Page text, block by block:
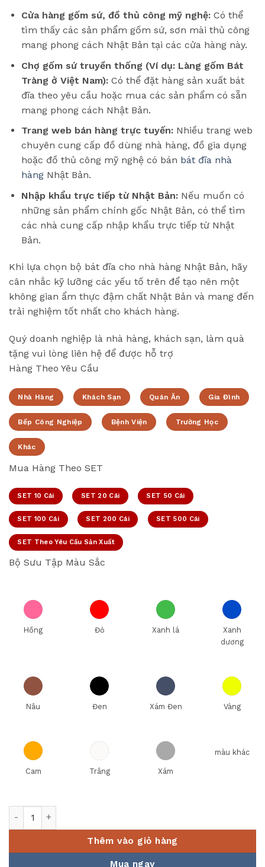
Cửa hàng gốm sứ, đồ thủ công mỹ nghệ:Có thể
tìm thấy các sản phẩm gốm sứ, sơn mài thủ công
mang phong cách Nhật Bản tại các cửa hàng này.
Chợ gốm sứ truyền thống (Ví dụ: Làng gốm Bát
Tràng ở Việt Nam):Có thể đặt hàng sản xuất bát
đĩa theo yêu cầu hoặc mua các sản phẩm có sẵn
mang phong cách Nhật Bản.
Trang web bán hàng trực tuyến:Nhiều trang web
chuyên cung cấp đồ dùng nhà hàng, đồ gia dụng
hoặc đồ thủ công mỹ nghệ có bán bát đĩa nhà
hàngNhật Bản.
Nhập khẩu trực tiếp từ Nhật Bản:Nếu muốn có
những sản phẩm chính gốc Nhật Bản, có thể tìm
các nhà cung cấp nhập khẩu trực tiếp từ Nhật
Bản.
Khi lựa chọn bộ bát đĩa cho nhà hàng Nhật Bản, hãy
cân nhắc kỹ lưỡng các yếu tố trên để tạo nên một
không gian ẩm thực đậm chất Nhật Bản và mang đến
trải nghiệm tốt nhất cho khách hàng.
Quý doanh nghiệp là nhà hàng, khách sạn, làm quà
tặng vui lòng liên hệ để được hỗ trợ
Hàng Theo Yêu Cầu
Nhà Hàng Khách Sạn Quán Ăn Gia Đình
Bếp Công Nghiệp Bệnh Viện Trường Học
Khác
Mua Hàng Theo SET
SET 10 Cái SET 20 Cái SET 50 Cái
SET 100 Cái SET 200 Cái SET 500 Cái
SET Theo Yêu Cầu Sản Xuất
Bộ Sưu Tập Màu Sắc
Hồng Đỏ Xanh lá
Xanh
dương
Nâu Đen Xám Đen Vàng
Cam Trắng Xám
màu khác
Thêm vào giỏ hàng
Mua ngay